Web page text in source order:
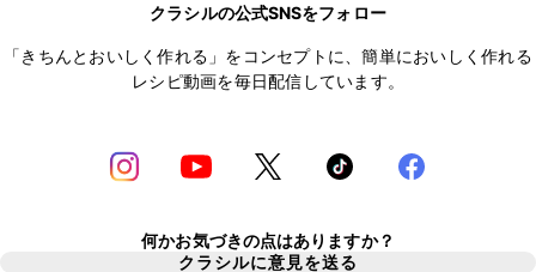
クラシルの公式SNSをフォロー
「きちんとおいしく作れる」をコンセプトに、簡単においしく作れる
レシピ動画を毎日配信しています。
何かお気づきの点はありますか？
クラシルに意見を送る